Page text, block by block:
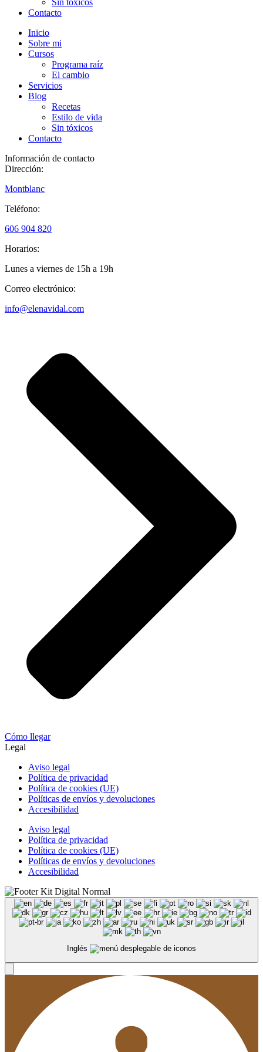
Contacto
Inicio
Sobre mi
Cursos
Programa raíz
El cambio
Servicios
Blog
Recetas
Estilo de vida
Sin tóxicos
Contacto
Información de contacto
Dirección:
Montblanc
Teléfono:
606 904 820
Horarios:
Lunes a viernes de 15h a 19h
Correo electrónico:
info@elenavidal.com
Cómo llegar
Legal
Aviso legal
Política de privacidad
Política de cookies (UE)
Políticas de envíos y devoluciones
Accesibilidad
Aviso legal
Política de privacidad
Política de cookies (UE)
Políticas de envíos y devoluciones
Accesibilidad
Inglés